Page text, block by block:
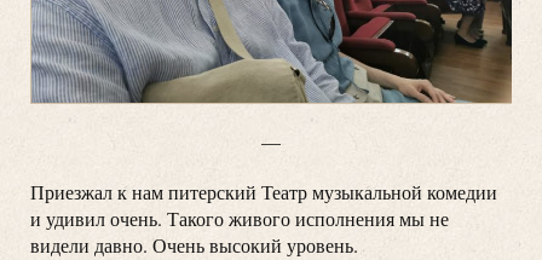
—
Приезжал к нам питерский Театр музыкальной комедии
и удивил очень. Такого живого исполнения мы не
видели давно. Очень высокий уровень.